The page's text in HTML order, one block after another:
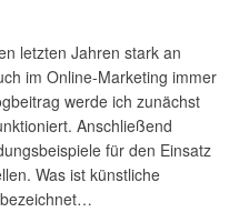
letzten Jahren stark an
im Online-Marketing immer
werde ich zunächst
Anschließend
für den Einsatz
Was ist künstliche